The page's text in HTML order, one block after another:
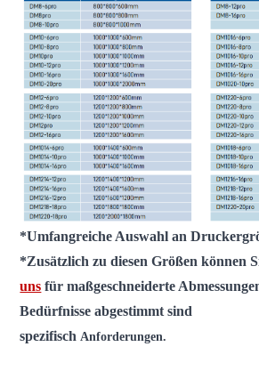
*Umfangreiche Auswahl an
*Zusätzlich zu diesen Größen können
uns für maßgeschneiderte
Bedürfnisse abgestimmt sind
spezifisch Anforderungen.